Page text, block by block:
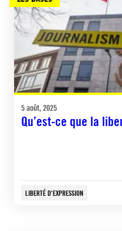
5 août, 2025
Qu’est-ce que la
LIBERTÉ D'EXPRESSION